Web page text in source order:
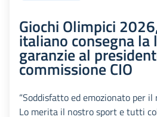
Giochi Olimpici
italiano consegna la
garanzie al
commissione CIO
“Soddisfatto ed emozionato per
Lo merita il nostro sport e tutti